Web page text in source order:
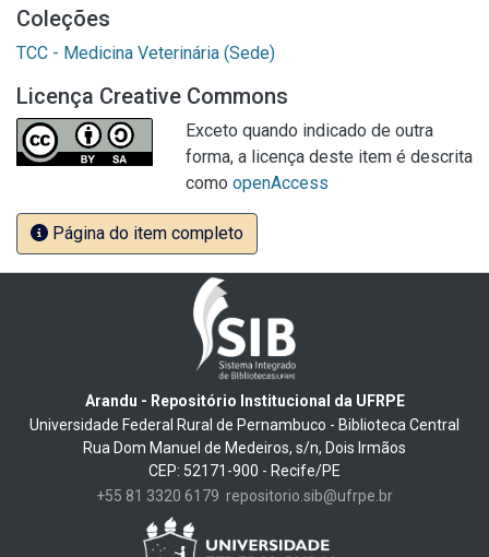
Coleções
TCC - Medicina Veterinária (Sede)
Licença Creative Commons
Exceto quando indicado de outra
forma, a licença deste item é descrita
como openAccess
Página do item completo
Arandu - Repositório Institucional da UFRPE
Universidade Federal Rural de Pernambuco - Biblioteca Central
Rua Dom Manuel de Medeiros, s/n, Dois Irmãos
CEP: 52171-900 - Recife/PE
+55 81 3320 6179 repositorio.sib@ufrpe.br